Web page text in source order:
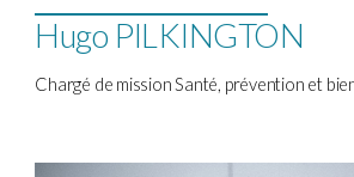
Hugo PILKINGTON
Chargé de mission Santé, prévention et